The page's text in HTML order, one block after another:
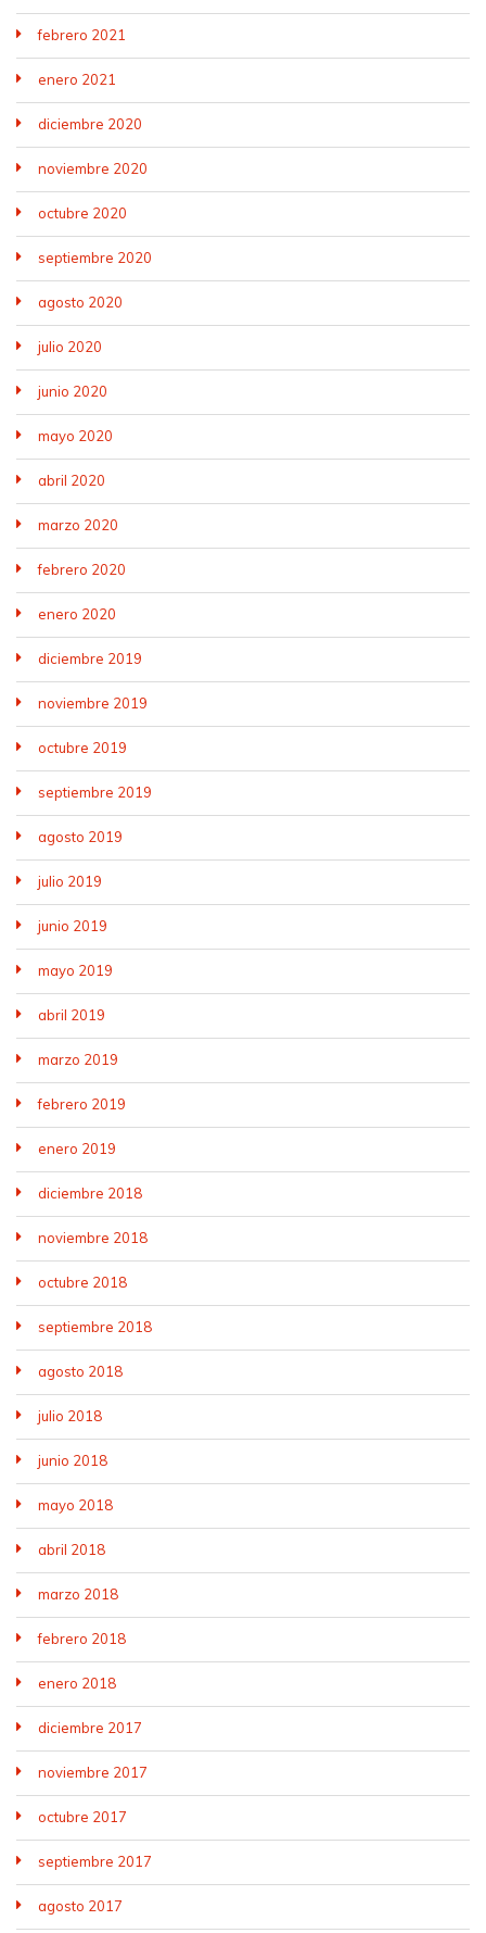
febrero 2021
enero 2021
diciembre 2020
noviembre 2020
octubre 2020
septiembre 2020
agosto 2020
julio 2020
junio 2020
mayo 2020
abril 2020
marzo 2020
febrero 2020
enero 2020
diciembre 2019
noviembre 2019
octubre 2019
septiembre 2019
agosto 2019
julio 2019
junio 2019
mayo 2019
abril 2019
marzo 2019
febrero 2019
enero 2019
diciembre 2018
noviembre 2018
octubre 2018
septiembre 2018
agosto 2018
julio 2018
junio 2018
mayo 2018
abril 2018
marzo 2018
febrero 2018
enero 2018
diciembre 2017
noviembre 2017
octubre 2017
septiembre 2017
agosto 2017